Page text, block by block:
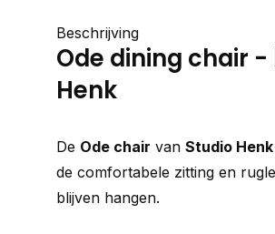
Beschrijving
Ode dining chair
Henk
De Ode chair van Studio Henk
de comfortabele zitting en
blijven hangen.